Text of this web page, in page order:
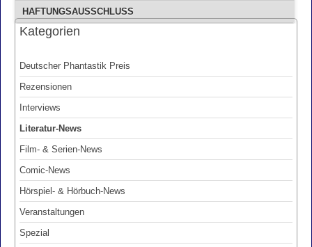
HAFTUNGSAUSSCHLUSS
Kategorien
Deutscher Phantastik Preis
Rezensionen
Interviews
Literatur-News
Film- & Serien-News
Comic-News
Hörspiel- & Hörbuch-News
Veranstaltungen
Spezial